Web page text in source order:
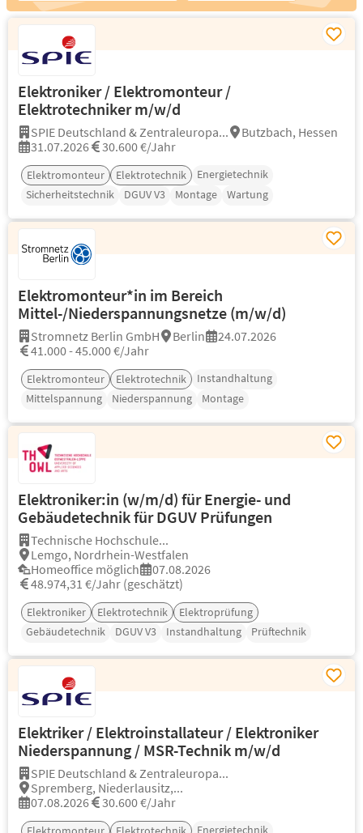
Elektroniker / Elektromonteur /
Elektrotechniker m/w/d
SPIE Deutschland & Zentraleuropa...
Butzbach, Hessen
31.07.2026
30.600 €/Jahr
Elektromonteur Elektrotechnik
Energietechnik
Sicherheitstechnik
DGUV V3 Montage Wartung
Elektromonteur*in im Bereich
Mittel-/Niederspannungsnetze (m/w/d)
Stromnetz Berlin GmbH Berlin
24.07.2026
41.000 - 45.000 €/Jahr
Elektromonteur Elektrotechnik
Instandhaltung
Mittelspannung
Niederspannung Montage
Elektroniker:in (w/m/d) für Energie- und
Gebäudetechnik für DGUV Prüfungen
Technische Hochschule...
Lemgo, Nordrhein-Westfalen
Homeoffice möglich
07.08.2026
48.974,31 €/Jahr (geschätzt)
Elektroniker Elektrotechnik
Elektroprüfung
Gebäudetechnik
DGUV V3 Instandhaltung Prüftechnik
Elektriker / Elektroinstallateur / Elektroniker
Niederspannung / MSR-Technik m/w/d
SPIE Deutschland & Zentraleuropa...
Spremberg, Niederlausitz,...
07.08.2026
30.600 €/Jahr
Energietechnik